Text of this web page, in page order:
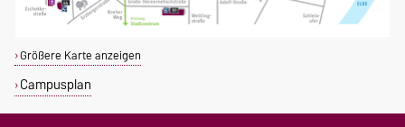
Größere Karte anzeigen
Campusplan